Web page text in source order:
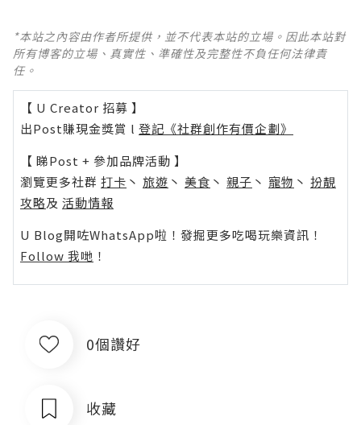
*本站之內容由作者所提供，並不代表本站的立場。因此本站對
所有博客的立場、真實性、準確性及完整性不負任何法律責
任。
【 U Creator 招募 】
出Post賺現金獎賞 l 登記《社群創作有價企劃》
【 睇Post + 參加品牌活動 】
瀏覽更多社群 打卡 丶 旅遊 丶 美食 丶 親子 丶 寵物 丶 扮靚
攻略及 活動情報
U Blog開咗WhatsApp啦！發掘更多吃喝玩樂資訊！
Follow 我哋 ！
0個讚好
收藏